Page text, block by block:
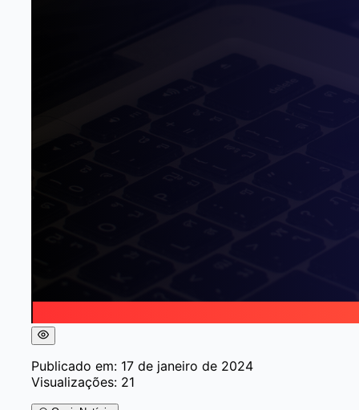
Publicado em: 17 de janeiro de 2024
Visualizações: 21